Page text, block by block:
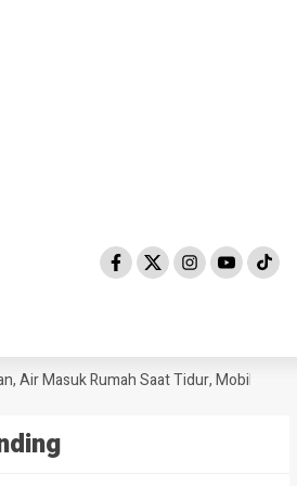
Rumah Saat Tidur, Mobil Sampai Hanyut